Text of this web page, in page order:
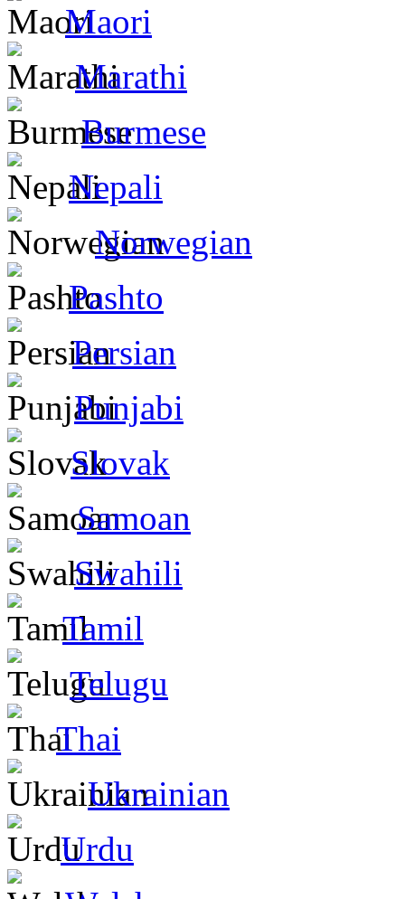
Maori
Marathi
Burmese
Nepali
Norwegian
Pashto
Persian
Punjabi
Slovak
Samoan
Swahili
Tamil
Telugu
Thai
Ukrainian
Urdu